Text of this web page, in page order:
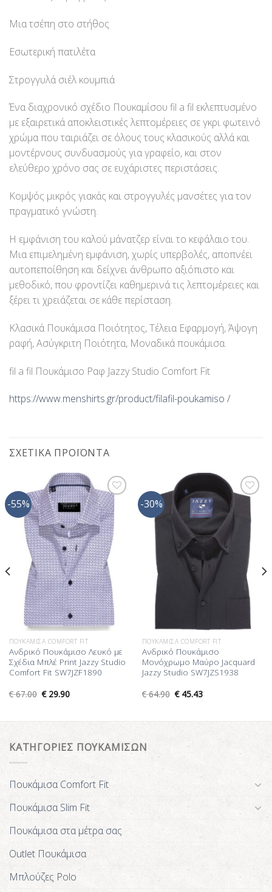
Μια τσέπη στο στήθος
Εσωτερική πατιλέτα
Στρογγυλά σιέλ κουμπιά
Ένα διαχρονικό σχέδιο Πουκαμίσου fil a fil εκλεπτυσμένο
με εξαιρετικά αποκλειστικές λεπτομέρειες σε γκρι φωτεινό
χρώμα που ταιριάζει σε όλους τους κλασικούς αλλά και
μοντέρνους συνδυασμούς για γραφείο, και στον
ελεύθερο χρόνο σας σε ευχάριστες περιστάσεις.
Κομψός μικρός γιακάς και στρογγυλές μανσέτες για τον
πραγματικό γνώστη.
Η εμφάνιση του καλού μάνατζερ είναι το κεφάλαιο του.
Μια επιμελημένη εμφάνιση, χωρίς υπερβολές, αποπνέει
αυτοπεποίθηση και δείχνει άνθρωπο αξιόπιστο και
μεθοδικό, που φροντίζει καθημερινά τις λεπτομέρειες και
ξέρει τι χρειάζεται σε κάθε περίσταση.
Κλασικά Πουκάμισα Ποιότητος, Τέλεια Εφαρμογή, Άψογη
ραφή, Ασύγκριτη Ποιότητα, Μοναδικά πουκάμισα.
fil a fil Πουκάμισο Ραφ Jazzy Studio Comfort Fit
https://www.menshirts.gr/product/filafil-poukamiso /
ΣΧΕΤΙΚΆ ΠΡΟΪΌΝΤΑ
-55%
Προσθήκη
στη Λίστα
Επιθυμίας
ΠΟΥΚΆΜΙΣΑ COMFORT FIT
Ανδρικό Πουκάμισο Λευκό με
Σχέδια Μπλέ Print Jazzy Studio
Comfort Fit SW7JZF1890
€67.00 €29.90
-30%
Προσθήκη
στη Λίστα
Επιθυμίας
ΠΟΥΚΆΜΙΣΑ COMFORT FIT
Ανδρικό Πουκάμισο
Μονόχρωμο Μαύρο Jacquard
Jazzy Studio SW7JZS1938
€64.90 €45.43
ΚΑΤΗΓΟΡΙΕΣ ΠΟΥΚΑΜΙΣΩΝ
Πουκάμισα Comfort Fit
Πουκάμισα Slim Fit
Πουκάμισα στα μέτρα σας
Outlet Πουκάμισα
Μπλούζες Polo